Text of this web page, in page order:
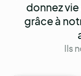
donnez
grâce à
Ils